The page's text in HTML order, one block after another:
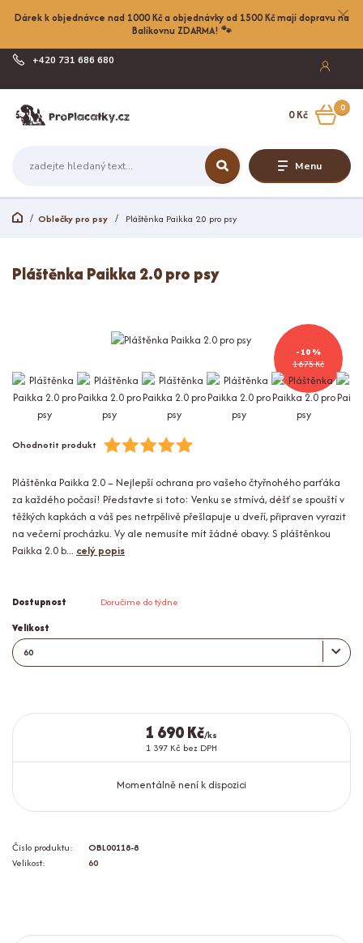
Dárek k objednávce nad 1000 Kč a objednávky od 1500 Kč mají dopravu na
Balíkovnu ZDARMA! 🐾
Menu
+420 731 686 680
0
0 Kč
Oblečky pro psy Pláštěnka Paikka 2.0 pro psy
Pláštěnka Paikka 2.0 pro psy
1 875 Kč
- 10 %
Ohodnotit produkt
Pláštěnka Paikka 2.0 – Nejlepší ochrana pro vašeho čtyřnohého parťáka
za každého počasí! Představte si toto: Venku se stmívá, déšť se spouští v
těžkých kapkách a váš pes netrpělivě přešlapuje u dveří, připraven vyrazit
na večerní procházku. Vy ale nemusíte mít žádné obavy. S pláštěnkou
Paikka 2.0 b... celý popis
Dostupnost Doručíme do týdne
Velikost
1 690 Kč/ks
1 397 Kč bez DPH
Momentálně není k dispozici
Číslo produktu:
OBL00118-8
Velikost:
60